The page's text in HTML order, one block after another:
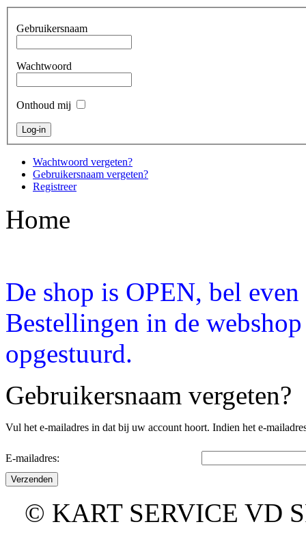
Gebruikersnaam
Wachtwoord
Onthoud mij
Wachtwoord vergeten?
Gebruikersnaam vergeten?
Registreer
Home
De shop is OPEN, bel
Bestellingen in de
opgestuurd.
Gebruikersnaam vergeten?
Vul het e-mailadres in dat bij uw account hoort. Indien het e-
E-mailadres:
Verzenden
© KART SERVICE VD